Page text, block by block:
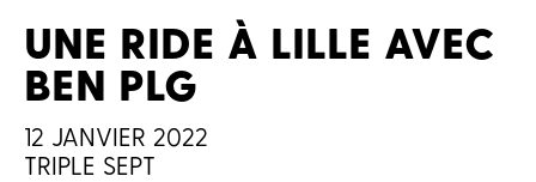
UNE RIDE À LILLE AVEC
BEN PLG
12 JANVIER 2022
TRIPLE SEPT